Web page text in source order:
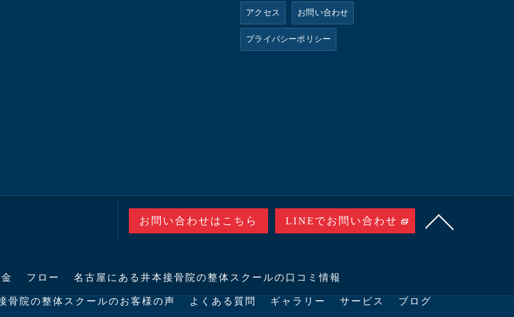
アクセス お問い合わせ
プライバシーポリシー
お問い合わせはこちら LINEでお問い合わせ
フロー 名古屋にある井本接骨院の整体スクールの口コミ情報
骨院の整体スクールのお客様の声 よくある質問 ギャラリー サービス ブログ